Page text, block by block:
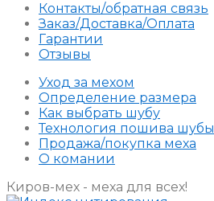
Контакты/обратная связь
Заказ/Доставка/Оплата
Гарантии
Отзывы
Уход за мехом
Определение размера
Как выбрать шубу
Технология пошива шубы
Продажа/покупка меха
О комании
Киров-мех - меха для всех!